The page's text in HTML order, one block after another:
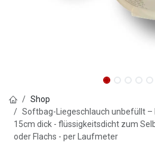
Shop
Softbag-Liegeschlauch unbefüllt –
15cm dick - flüssigkeitsdicht zum
oder Flachs - per Laufmeter